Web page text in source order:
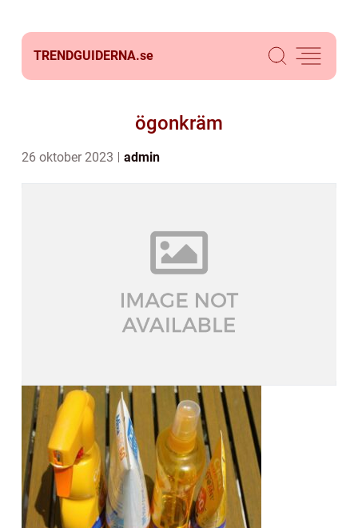
TRENDGUIDERNA.se
ögonkräm
26 oktober 2023 admin